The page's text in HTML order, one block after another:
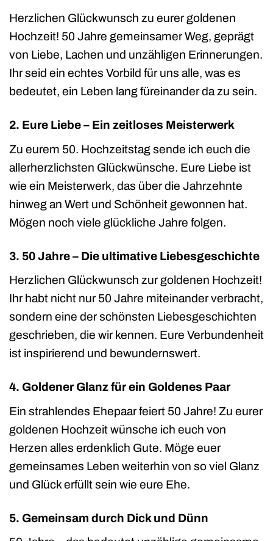
Herzlichen Glückwunsch zu eurer goldenen
Hochzeit! 50 Jahre gemeinsamer Weg, geprägt
von Liebe, Lachen und unzähligen Erinnerungen.
Ihr seid ein echtes Vorbild für uns alle, was es
bedeutet, ein Leben lang füreinander da zu sein.
2. Eure Liebe – Ein zeitloses Meisterwerk
Zu eurem 50. Hochzeitstag sende ich euch die
allerherzlichsten Glückwünsche. Eure Liebe ist
wie ein Meisterwerk, das über die Jahrzehnte
hinweg an Wert und Schönheit gewonnen hat.
Mögen noch viele glückliche Jahre folgen.
3. 50 Jahre – Die ultimative Liebesgeschichte
Herzlichen Glückwunsch zur goldenen Hochzeit!
Ihr habt nicht nur 50 Jahre miteinander verbracht,
sondern eine der schönsten Liebesgeschichten
geschrieben, die wir kennen. Eure Verbundenheit
ist inspirierend und bewundernswert.
4. Goldener Glanz für ein Goldenes Paar
Ein strahlendes Ehepaar feiert 50 Jahre! Zu eurer
goldenen Hochzeit wünsche ich euch von
Herzen alles erdenklich Gute. Möge euer
gemeinsames Leben weiterhin von so viel Glanz
und Glück erfüllt sein wie eure Ehe.
5. Gemeinsam durch Dick und Dünn